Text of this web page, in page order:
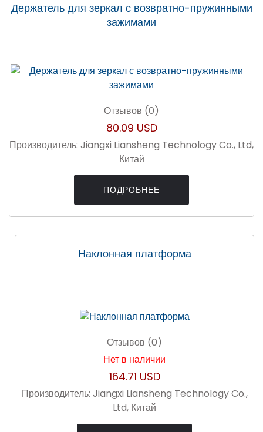
Держатель для зеркал с возвратно-пружинными
зажимами
Отзывов (0)
80.09 USD
Производитель: Jiangxi Liansheng Technology Co., Ltd,
Китай
ПОДРОБНЕЕ
Наклонная платформа
Отзывов (0)
Нет в наличии
164.71 USD
Производитель: Jiangxi Liansheng Technology Co.,
Ltd, Китай